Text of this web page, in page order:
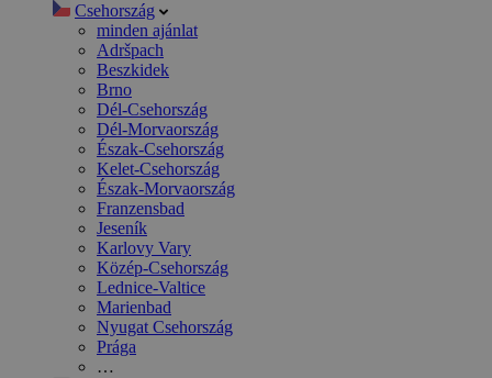
Csehország
minden ajánlat
Adršpach
Beszkidek
Brno
Dél-Csehország
Dél-Morvaország
Észak-Csehország
Kelet-Csehország
Észak-Morvaország
Franzensbad
Jeseník
Karlovy Vary
Közép-Csehország
Lednice-Valtice
Marienbad
Nyugat Csehország
Prága
…